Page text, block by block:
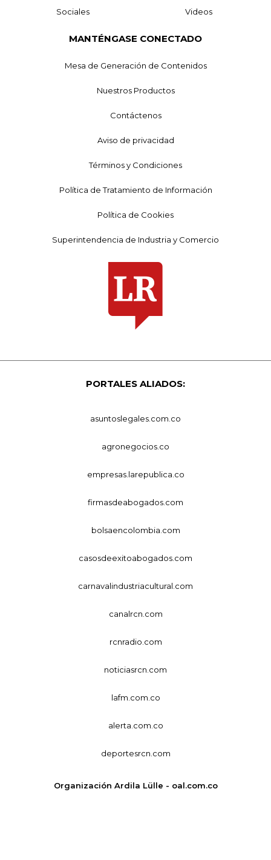
Sociales Videos
MANTÉNGASE CONECTADO
Mesa de Generación de Contenidos
Nuestros Productos
Contáctenos
Aviso de privacidad
Términos y Condiciones
Política de Tratamiento de Información
Política de Cookies
Superintendencia de Industria y Comercio
PORTALES ALIADOS:
asuntoslegales.com.co
agronegocios.co
empresas.larepublica.co
firmasdeabogados.com
bolsaencolombia.com
casosdeexitoabogados.com
carnavalindustriacultural.com
canalrcn.com
rcnradio.com
noticiasrcn.com
lafm.com.co
alerta.com.co
deportesrcn.com
Organización Ardila Lülle - oal.com.co